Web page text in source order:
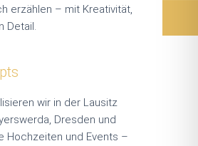
erzählen – mit Kreativität,
Detail.
wir in der Lausitz
Dresden und
Hochzeiten und Events –